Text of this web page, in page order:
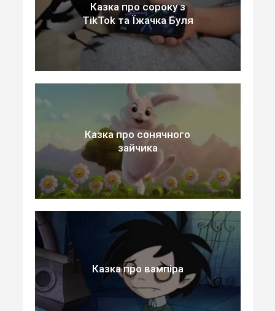
Казка про сороку з
TikTok та Їжачка Буля
Казка про сонячного
зайчика
Казка про вампіра